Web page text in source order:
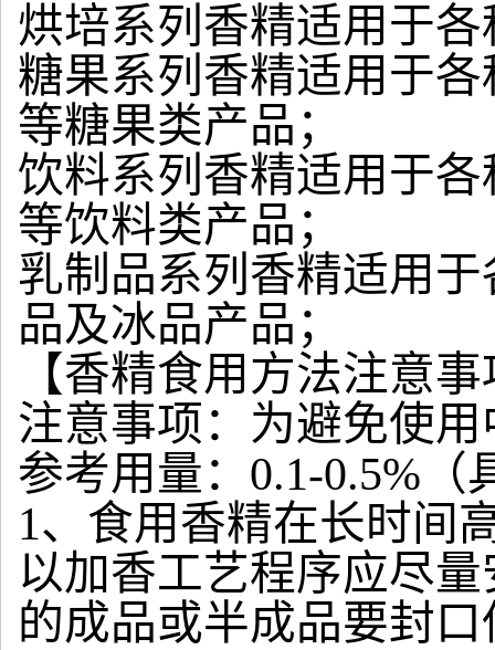
烘培系列香精适用于
糖果系列香精适用于
等糖果类产品；
饮料系列香精适用于
等饮料类产品；
乳制品系列香精适用
品及冰品产品；
【香精食用方法注意
注意事项：为避免使
参考用量：0.1-0.5%
1、食用香精在长时间
以加香工艺程序应尽
的成品或半成品要封